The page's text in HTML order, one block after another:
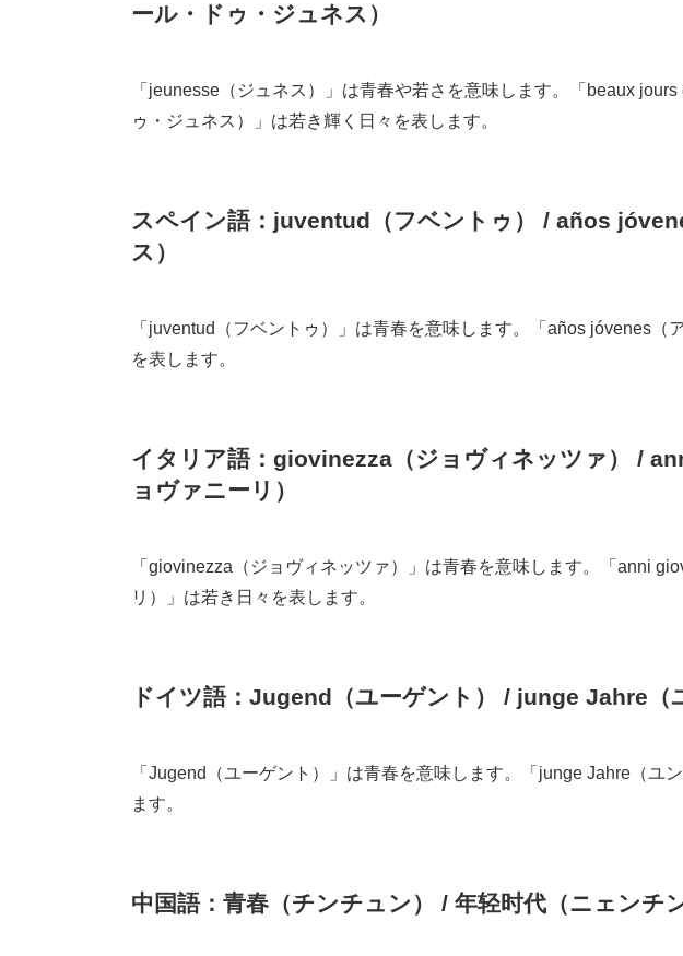
ール・ドゥ・ジュネス）
「jeunesse（ジュネス）」は青春や若さを意味します。「beaux
ゥ・ジュネス）」は若き輝く日々を表します。
スペイン語：juventud（フベントゥ） / años
ス）
「juventud（フベントゥ）」は青春を意味します。「años jóvenes（
を表します。
イタリア語：giovinezza（ジョヴィネッツァ） /
ョヴァニーリ）
「giovinezza（ジョヴィネッツァ）」は青春を意味します。「anni
リ）」は若き日々を表します。
ドイツ語：Jugend（ユーゲント） / junge Jahre（
「Jugend（ユーゲント）」は青春を意味します。「junge Jahre（ユ
ます。
中国語：青春（チンチュン） / 年轻时代（ニェンチ